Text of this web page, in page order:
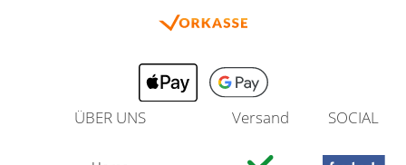
ÜBER UNS Versand SOCIAL